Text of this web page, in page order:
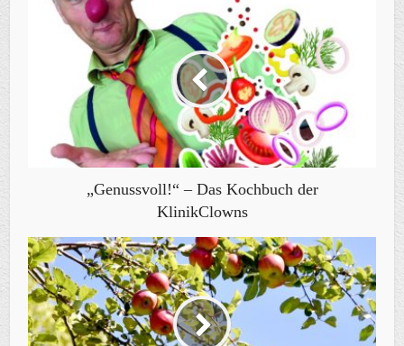
„Genussvoll!“ – Das Kochbuch der
KlinikClowns